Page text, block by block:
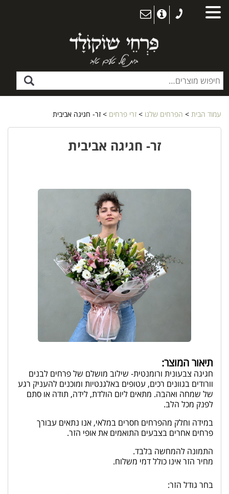
עמוד הבית > הפרחים שלנו > זרי פרחים > זר- חגיגה אביבית
זר- חגיגה אביבית
תיאור המוצר:
חגיגה צבעונית ורומנטית- שילוב מושלם של פרחים לבנים
וורודים בגוונים רכים, עטופים באלגנטיות ומוכנים להעניק רגע
של שמחה ואהבה. מתאים ליום הולדת, לידה, תודה או סתם
לפנק מכל הלב.
במידה וחלק מהפרחים חסרים במלאי, אנו נתאים עבורך
פרחים אחרים בצבעים התואמים את אופי הזר.
התמונה להמחשה בלבד.
מחיר הזר אינו כולל דמי משלוח.
בחר גודל הזר: